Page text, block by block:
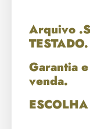
Arquivo
TESTADO.
Garantia
venda.